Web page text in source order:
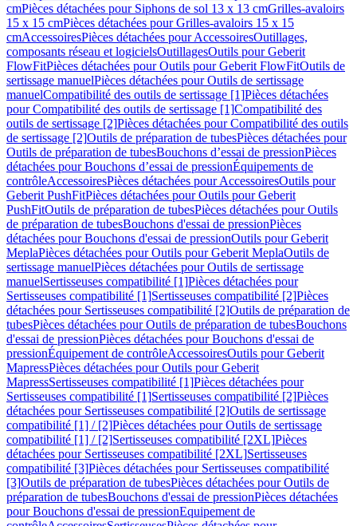
cmPièces détachées pour Siphons de sol 13 x 13 cmGrilles-avaloirs
15 x 15 cmPièces détachées pour Grilles-avaloirs 15 x 15
cmAccessoiresPièces détachées pour AccessoiresOutillages,
composants réseau et logicielsOutillagesOutils pour Geberit
FlowFitPièces détachées pour Outils pour Geberit FlowFitOutils de
sertissage manuelPièces détachées pour Outils de sertissage
manuelCompatibilité des outils de sertissage [1]Pièces détachées
pour Compatibilité des outils de sertissage [1]Compatibilité des
outils de sertissage [2]Pièces détachées pour Compatibilité des outils
de sertissage [2]Outils de préparation de tubesPièces détachées pour
Outils de préparation de tubesBouchons d’essai de pressionPièces
détachées pour Bouchons d’essai de pressionÉquipements de
contrôleAccessoiresPièces détachées pour AccessoiresOutils pour
Geberit PushFitPièces détachées pour Outils pour Geberit
PushFitOutils de préparation de tubesPièces détachées pour Outils
de préparation de tubesBouchons d'essai de pressionPièces
détachées pour Bouchons d'essai de pressionOutils pour Geberit
MeplaPièces détachées pour Outils pour Geberit MeplaOutils de
sertissage manuelPièces détachées pour Outils de sertissage
manuelSertisseuses compatibilité [1]Pièces détachées pour
Sertisseuses compatibilité [1]Sertisseuses compatibilité [2]Pièces
détachées pour Sertisseuses compatibilité [2]Outils de préparation de
tubesPièces détachées pour Outils de préparation de tubesBouchons
d'essai de pressionPièces détachées pour Bouchons d'essai de
pressionÉquipement de contrôleAccessoiresOutils pour Geberit
MapressPièces détachées pour Outils pour Geberit
MapressSertisseuses compatibilité [1]Pièces détachées pour
Sertisseuses compatibilité [1]Sertisseuses compatibilité [2]Pièces
détachées pour Sertisseuses compatibilité [2]Outils de sertissage
compatibilité [1] / [2]Pièces détachées pour Outils de sertissage
compatibilité [1] / [2]Sertisseuses compatibilité [2XL]Pièces
détachées pour Sertisseuses compatibilité [2XL]Sertisseuses
compatibilité [3]Pièces détachées pour Sertisseuses compatibilité
[3]Outils de préparation de tubesPièces détachées pour Outils de
préparation de tubesBouchons d'essai de pressionPièces détachées
pour Bouchons d'essai de pressionEquipement de